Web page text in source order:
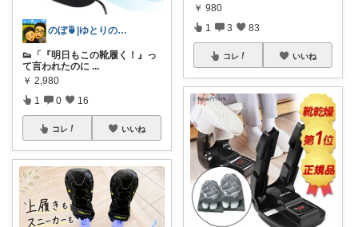
のぼ🍵|ゆとりのある暮らしをしたいパパ
👟「『明日もこの靴履く！』っ
て言われたのに ...
￥ 2,980
1 0 16
コレ いいね
￥ 980
1 3 83
コレ いいね